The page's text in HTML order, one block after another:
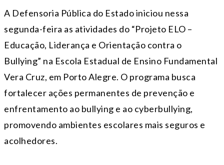
A Defensoria Pública do Estado iniciou nessa
segunda-feira as atividades do “Projeto ELO –
Educação, Liderança e Orientação contra o
Bullying” na Escola Estadual de Ensino Fundamental
Vera Cruz, em Porto Alegre. O programa busca
fortalecer ações permanentes de prevenção e
enfrentamento ao bullying e ao cyberbullying,
promovendo ambientes escolares mais seguros e
acolhedores.